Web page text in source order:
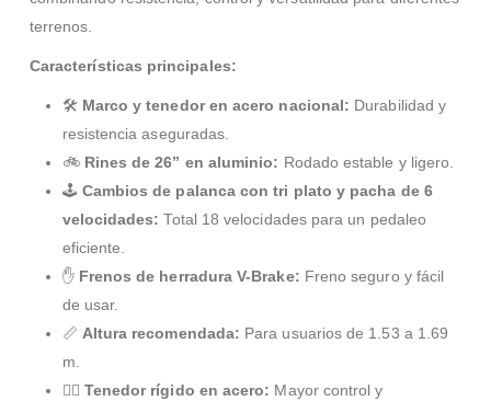
terrenos.
Características principales:
🛠 Marco y tenedor en acero nacional: Durabilidad y
resistencia aseguradas.
🚲 Rines de 26” en aluminio: Rodado estable y ligero.
🕹 Cambios de palanca con tri plato y pacha de 6
velocidades: Total 18 velocidades para un pedaleo
eficiente.
✋ Frenos de herradura V-Brake: Freno seguro y fácil
de usar.
📏 Altura recomendada: Para usuarios de 1.53 a 1.69
m.
🧍‍♂️ Tenedor rígido en acero: Mayor control y